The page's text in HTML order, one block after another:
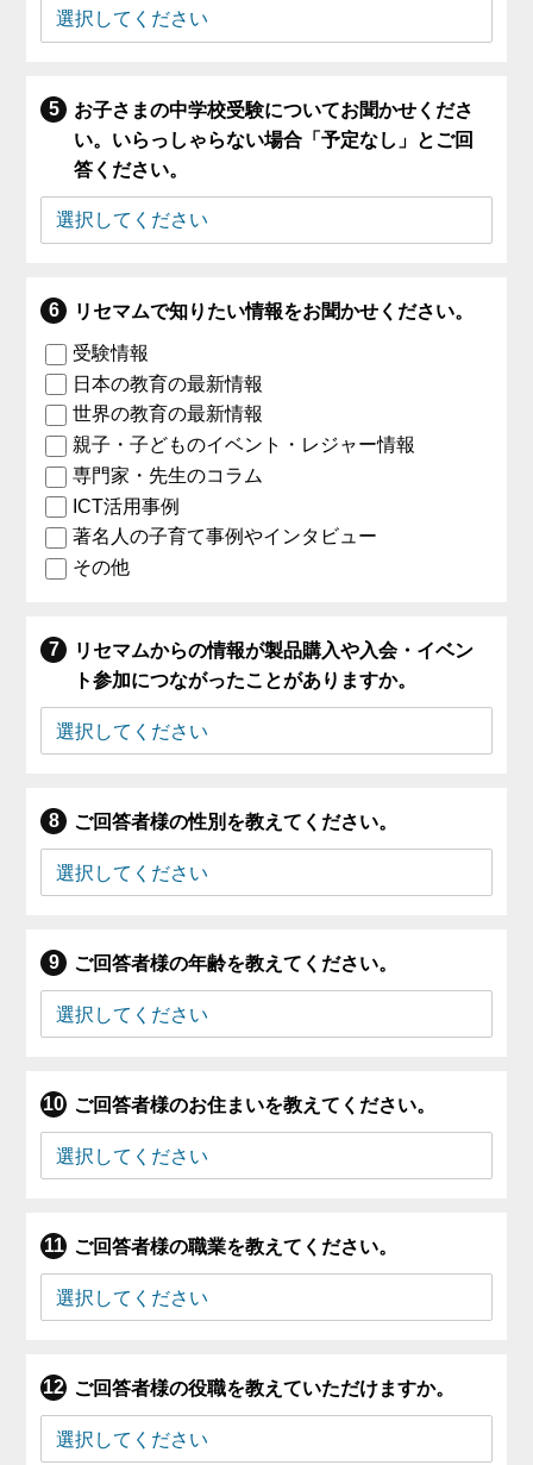
お子さまの中学校受験についてお聞かせくださ
い。いらっしゃらない場合「予定なし」とご回
答ください。
リセマムで知りたい情報をお聞かせください。
受験情報
日本の教育の最新情報
世界の教育の最新情報
親子・子どものイベント・レジャー情報
専門家・先生のコラム
ICT活用事例
著名人の子育て事例やインタビュー
その他
リセマムからの情報が製品購入や入会・イベン
ト参加につながったことがありますか。
ご回答者様の性別を教えてください。
ご回答者様の年齢を教えてください。
ご回答者様のお住まいを教えてください。
ご回答者様の職業を教えてください。
ご回答者様の役職を教えていただけますか。